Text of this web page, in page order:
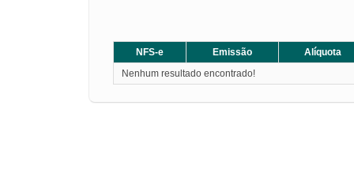
NFS-e Emissão Alíquota
Nenhum resultado encontrado!